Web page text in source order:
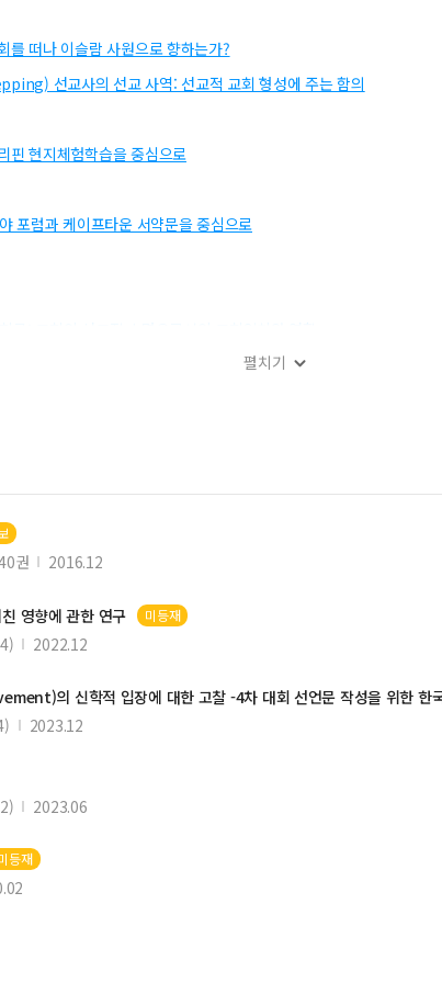
를 떠나 이슬람 사원으로 향하는가?
선교사의 선교 사역: 선교적 교회 형성에 주는 함의
핀 현지체험학습을 중심으로
포럼과 케이프타운 서약문을 중심으로
펼치기
권 2016.12
영향에 관한 연구 미등재
2022.12
의 신학적 입장에 대한 고찰 -4차 대회 선언문 작성을 위한 한
2023.12
2023.06
등재